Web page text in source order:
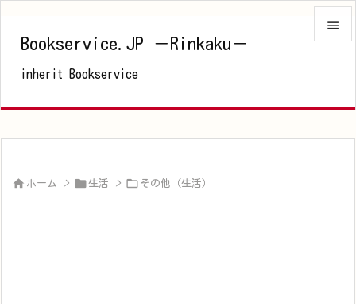
Bookservice.JP －Rinkaku－
inherit Bookservice


 ホーム > 生活 >  その他（生活）